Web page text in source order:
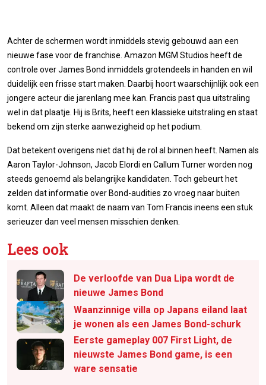
Achter de schermen wordt inmiddels stevig gebouwd aan een
nieuwe fase voor de franchise. Amazon MGM Studios heeft de
controle over James Bond inmiddels grotendeels in handen en wil
duidelijk een frisse start maken. Daarbij hoort waarschijnlijk ook een
jongere acteur die jarenlang mee kan. Francis past qua uitstraling
wel in dat plaatje. Hij is Brits, heeft een klassieke uitstraling en staat
bekend om zijn sterke aanwezigheid op het podium.
Dat betekent overigens niet dat hij de rol al binnen heeft. Namen als
Aaron Taylor-Johnson, Jacob Elordi en Callum Turner worden nog
steeds genoemd als belangrijke kandidaten. Toch gebeurt het
zelden dat informatie over Bond-audities zo vroeg naar buiten
komt. Alleen dat maakt de naam van Tom Francis ineens een stuk
serieuzer dan veel mensen misschien denken.
Lees ook
De verloofde van Dua Lipa wordt de
nieuwe James Bond
Waanzinnige villa op Japans eiland laat
je wonen als een James Bond-schurk
Eerste gameplay 007 First Light, de
nieuwste James Bond game, is een
ware sensatie